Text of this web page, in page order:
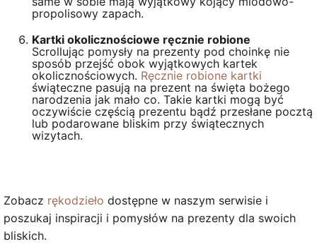
propolisowy zapach.
Kartki okolicznościowe ręcznie robione
Scrollując pomysły na prezenty pod choinkę nie
sposób przejść obok wyjątkowych kartek
okolicznościowych. Ręcznie robione kartki
świąteczne pasują na prezent na święta bożego
narodzenia jak mało co. Takie kartki mogą być
oczywiście częścią prezentu bądź przesłane pocztą
lub podarowane bliskim przy świątecznych
wizytach.
Zobacz rękodzieło dostępne w naszym serwisie i
poszukaj inspiracji i pomysłów na prezenty dla swoich
bliskich.